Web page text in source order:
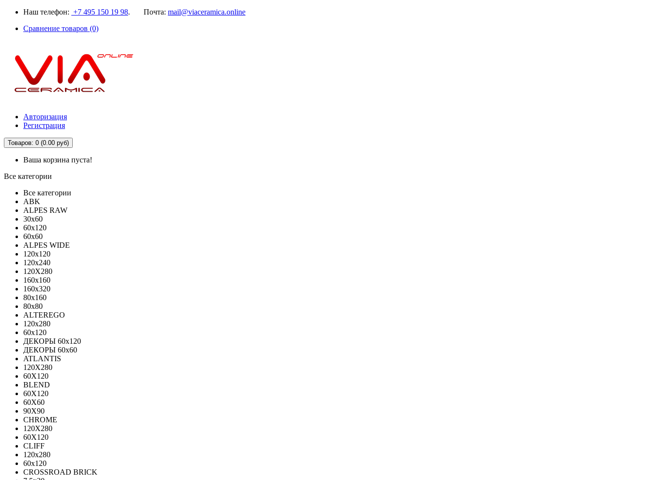
Наш телефон: +7 495 150 19 98. Почта: mail@viaceramica.online
Сравнение товаров (0)
Авторизация
Регистрация
Товаров: 0 (0.00 руб)
Ваша корзина пуста!
Все категории
Все категории
ABK
ALPES RAW
30x60
60x120
60x60
ALPES WIDE
120x120
120x240
120X280
160x160
160x320
80x160
80x80
ALTEREGO
120х280
60х120
ДЕКОРЫ 60х120
ДЕКОРЫ 60х60
ATLANTIS
120X280
60X120
BLEND
60Х120
60Х60
90Х90
CHROME
120X280
60X120
CLIFF
120x280
60x120
CROSSROAD BRICK